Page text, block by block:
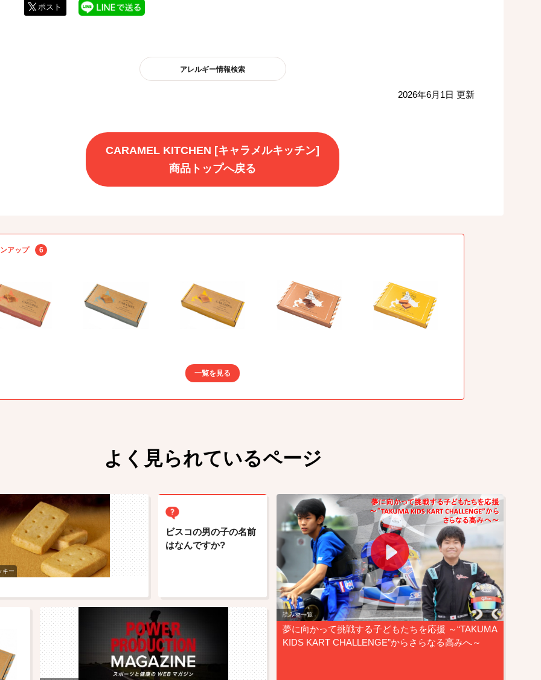
ポスト
アレルギー情報検索
2026年6月1日 更新
CARAMEL KITCHEN [キャラメルキッチン]
商品トップへ戻る
アップ 6
一覧を見る
よく見られているページ
キー
ビスコの男の子の名前
はなんですか?
読み物一覧
夢に向かって挑戦する子どもたちを応援 ～“TAKUMA
KIDS KART CHALLENGE”からさらなる高みへ～